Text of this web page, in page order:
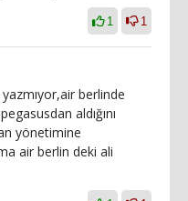
1 1
yazmıyor,air berlinde
aldığını
yönetimine
air berlin deki ali